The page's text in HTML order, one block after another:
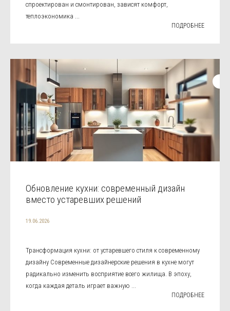
спроектирован и смонтирован, зависят комфорт,
теплоэкономика ...
ПОДРОБНЕЕ
Обновление кухни: современный дизайн
вместо устаревших решений
19.06.2026
Трансформация кухни: от устаревшего стиля к современному
дизайну Современные дизайнерские решения в кухне могут
радикально изменить восприятие всего жилища. В эпоху,
когда каждая деталь играет важную ...
ПОДРОБНЕЕ